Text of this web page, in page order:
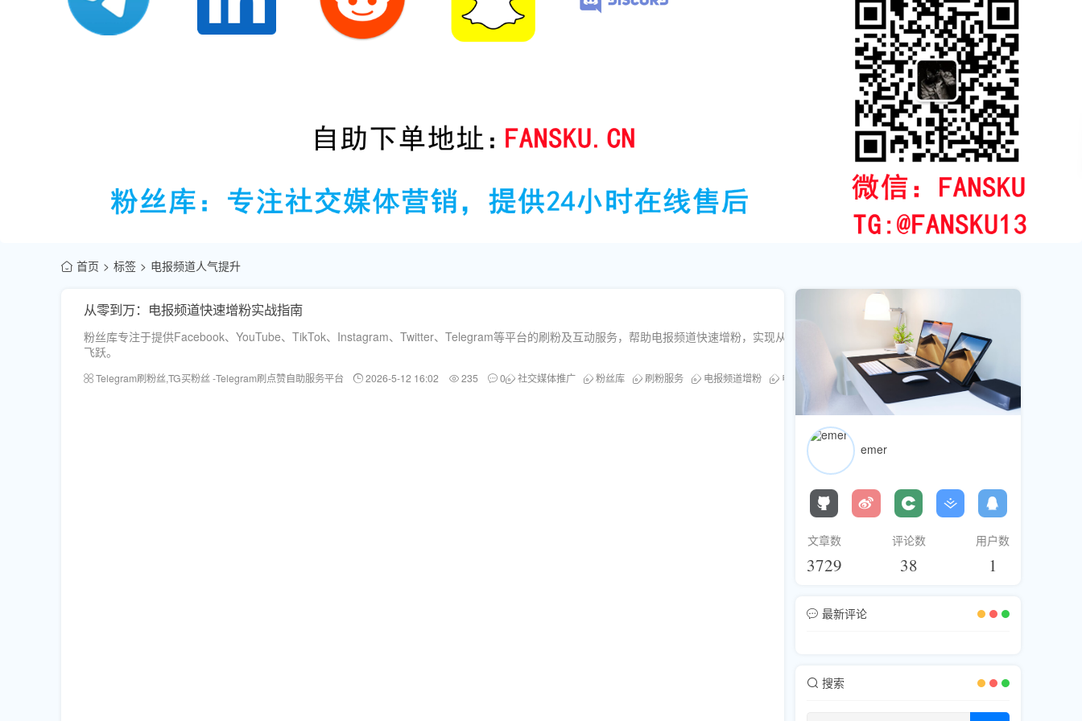
首页 标签 电报频道人气提升
从零到万：电报频道快速增粉实战指南
粉丝库专注于提供Facebook、YouTube、TikTok、Instagram、Twitter、Telegram等平台的刷粉及互动服务，帮助电报频道快速增粉，实现从零到万的人气
飞跃。
Telegram刷粉丝,TG买粉丝 -Telegram刷点赞自助服务平台 2026-5-12 16:02 235 0 社交媒体推广 粉丝库 刷粉服务 电报频道增粉 电报频道人气提升
emer
文章数
3729
评论数
38
用户数
1
最新评论
搜索